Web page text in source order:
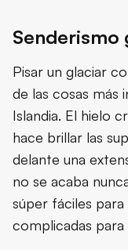
Senderismo
Pisar un glaciar
de las cosas más
Islandia. El hielo
hace brillar las
delante una
no se acaba
súper fáciles
complicadas